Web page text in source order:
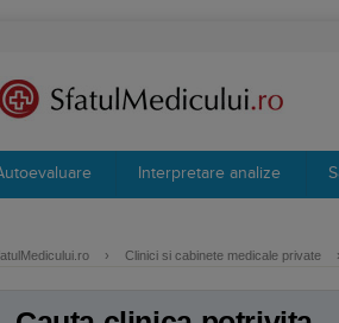
Interpretare analize
› Clinici si cabinete medicale private